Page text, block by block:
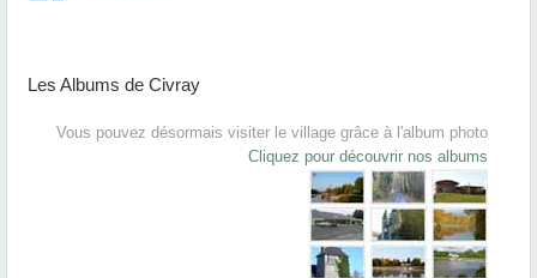
Les Albums de Civray
Vous pouvez désormais visiter le village grâce à l'album photo
Cliquez pour découvrir nos albums